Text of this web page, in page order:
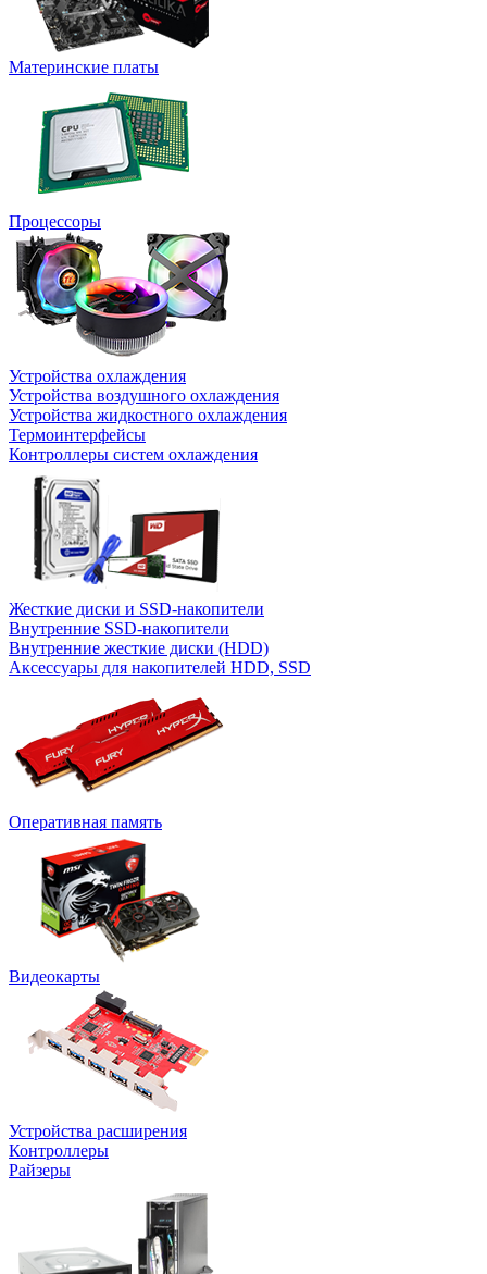
Материнские платы
Процессоры
Устройства охлаждения
Устройства воздушного охлаждения
Устройства жидкостного охлаждения
Термоинтерфейсы
Контроллеры систем охлаждения
Жесткие диски и SSD-накопители
Внутренние SSD-накопители
Внутренние жесткие диски (HDD)
Аксессуары для накопителей HDD, SSD
Оперативная память
Видеокарты
Устройства расширения
Контроллеры
Райзеры